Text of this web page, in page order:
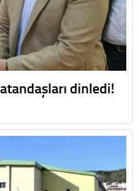
dinledi!